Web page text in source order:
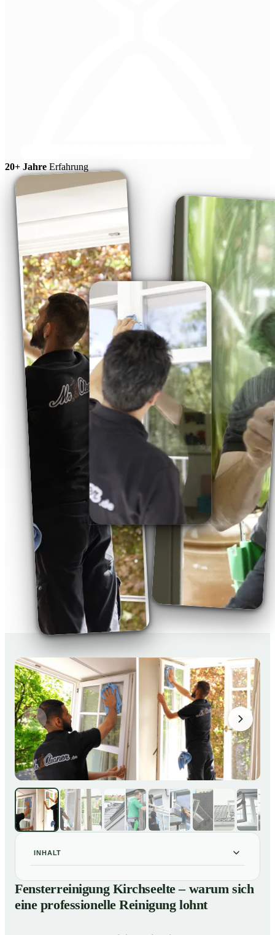
20+ Jahre Erfahrung
INHALT
Fensterreinigung Kirchseelte – warum sich eine
professionelle Reinigung lohnt
Unsere Leistungen im Überblick
Fensterreinigung Kirchseelte – warum sich
eine professionelle Reinigung lohnt